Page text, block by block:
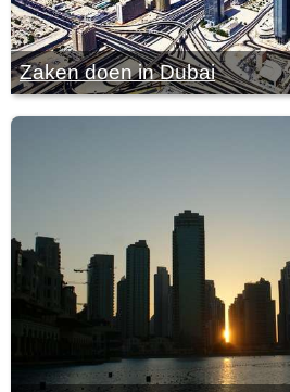
Zaken doen in Dubai